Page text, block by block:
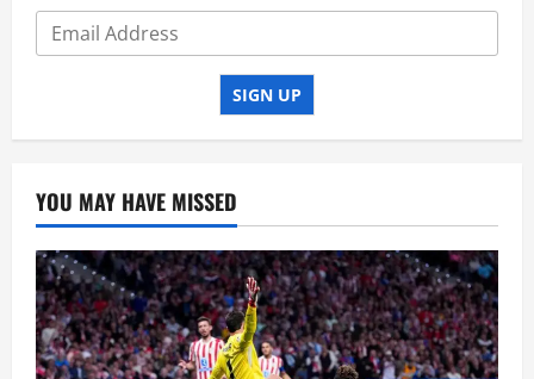
SIGN UP
YOU MAY HAVE MISSED